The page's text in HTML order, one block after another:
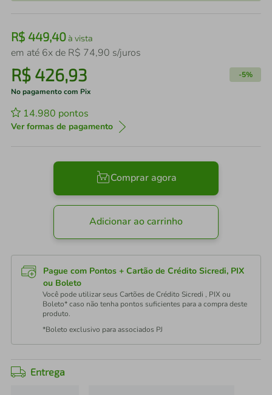
R$ 449,40à vista
em até 6x de R$ 74,90 s/juros
R$ 426,93 -5%
No pagamento com Pix
14.980 pontos
Ver formas de pagamento
Comprar agora
Adicionar ao carrinho
Pague com Pontos + Cartão de Crédito Sicredi, PIX
ou Boleto
Você pode utilizar seus Cartões de Crédito Sicredi , PIX ou
Boleto* caso não tenha pontos suficientes para a compra deste
produto.
*Boleto exclusivo para associados PJ
Entrega